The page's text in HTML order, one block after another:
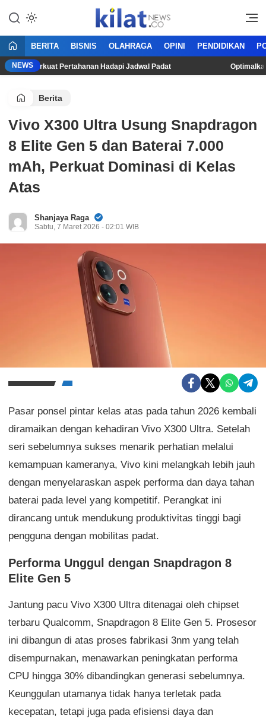
KilatNews.co
Mencerdaskan Anak Bangsa
BERITA BISNIS OLAHRAGA OPINI PENDIDIKAN
NEWS
Perkuat Pertahanan Hadapi Jadwal Padat Optimalkan
Berita
Vivo X300 Ultra Usung Snapdragon
8 Elite Gen 5 dan Baterai 7.000
mAh, Perkuat Dominasi di Kelas
Atas
Shanjaya Raga
Sabtu, 7 Maret 2026 - 02:01 WIB
Pasar ponsel pintar kelas atas pada tahun 2026 kembali
diramaikan dengan kehadiran Vivo X300 Ultra. Setelah
seri sebelumnya sukses menarik perhatian melalui
kemampuan kameranya, Vivo kini melangkah lebih jauh
dengan menyelaraskan aspek performa dan daya tahan
baterai pada level yang kompetitif. Perangkat ini
dirancang untuk mendukung produktivitas tinggi bagi
pengguna dengan mobilitas padat.
Performa Unggul dengan Snapdragon 8
Elite Gen 5
Jantung pacu Vivo X300 Ultra ditenagai oleh chipset
terbaru Qualcomm, Snapdragon 8 Elite Gen 5. Prosesor
ini dibangun di atas proses fabrikasi 3nm yang telah
disempurnakan, menawarkan peningkatan performa
CPU hingga 30% dibandingkan generasi sebelumnya.
Keunggulan utamanya tidak hanya terletak pada
kecepatan, tetapi juga pada efisiensi daya dan